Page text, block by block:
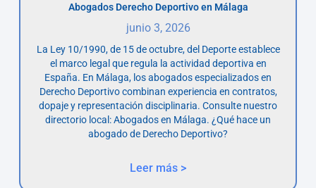
Abogados Derecho Deportivo en Málaga
junio 3, 2026
La Ley 10/1990, de 15 de octubre, del Deporte establece
el marco legal que regula la actividad deportiva en
España. En Málaga, los abogados especializados en
Derecho Deportivo combinan experiencia en contratos,
dopaje y representación disciplinaria. Consulte nuestro
directorio local: Abogados en Málaga. ¿Qué hace un
abogado de Derecho Deportivo?
Leer más >